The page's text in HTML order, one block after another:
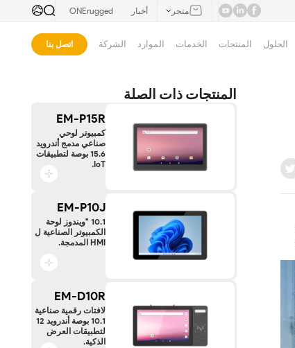
متجر أخبار ONErugged
الحلول المنتجات الخدمات الموارد الشركة اتصل بنا
المنتجات ذات الصلة
EM-P15R
كمبيوتر لوحي
صناعي مدمج أندرويد
15.6 بوصة لتطبيقات
IoT.
EM-P10J
10.1 "ويندوز لوحة
الكمبيوتر الصناعية ل
HMI المدمجة.
EM-D10R
لافتات رقمية صناعية
10.1 بوصة أندرويد 12
لتطبيقات العرض
الذكية.